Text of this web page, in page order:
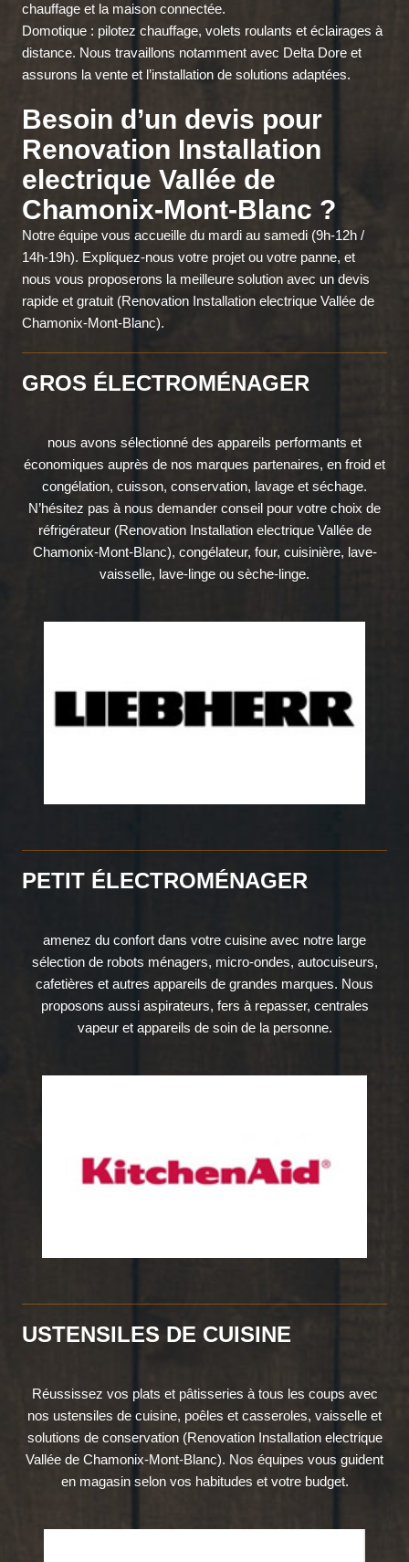
chauffage et la maison connectée.
Domotique : pilotez chauffage, volets roulants et éclairages à
distance. Nous travaillons notamment avec Delta Dore et
assurons la vente et l’installation de solutions adaptées.
Besoin d’un devis pour
Renovation Installation
electrique Vallée de
Chamonix-Mont-Blanc ?
Notre équipe vous accueille du mardi au samedi (9h-12h /
14h-19h). Expliquez-nous votre projet ou votre panne, et
nous vous proposerons la meilleure solution avec un devis
rapide et gratuit (Renovation Installation electrique Vallée de
Chamonix-Mont-Blanc).
GROS ÉLECTROMÉNAGER
nous avons sélectionné des appareils performants et
économiques auprès de nos marques partenaires, en froid et
congélation, cuisson, conservation, lavage et séchage.
N’hésitez pas à nous demander conseil pour votre choix de
réfrigérateur (Renovation Installation electrique Vallée de
Chamonix-Mont-Blanc), congélateur, four, cuisinière, lave-
vaisselle, lave-linge ou sèche-linge.
PETIT ÉLECTROMÉNAGER
amenez du confort dans votre cuisine avec notre large
sélection de robots ménagers, micro-ondes, autocuiseurs,
cafetières et autres appareils de grandes marques. Nous
proposons aussi aspirateurs, fers à repasser, centrales
vapeur et appareils de soin de la personne.
USTENSILES DE CUISINE
Réussissez vos plats et pâtisseries à tous les coups avec
nos ustensiles de cuisine, poêles et casseroles, vaisselle et
solutions de conservation (Renovation Installation electrique
Vallée de Chamonix-Mont-Blanc). Nos équipes vous guident
en magasin selon vos habitudes et votre budget.